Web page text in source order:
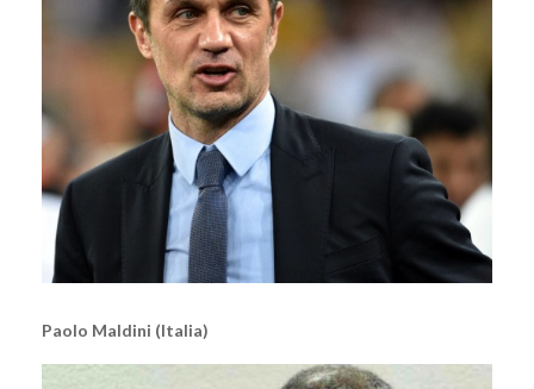
Paolo Maldini (Italia)